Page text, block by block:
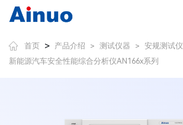
首页 > 产品介绍 > 测试仪器 > 安规测试仪
新能源汽车安全性能综合分析仪AN166x系列